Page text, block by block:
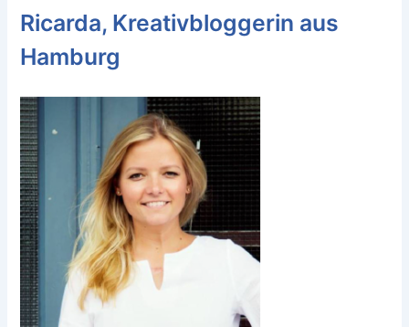
Ricarda, Kreativbloggerin aus
Hamburg